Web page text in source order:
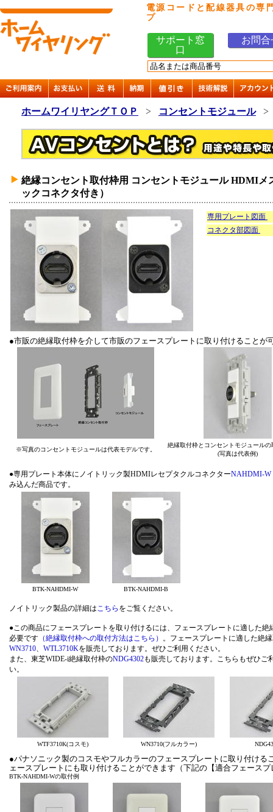
電源コードと配線器具の専
プ
サポート窓
口
お問合
ホームワイリヤングＴＯＰ > コンセントモジュール
絶縁コンセント取付枠用 コンセントモジュール HDMIメ
ックコネクタ付き）
専用プレート図面
コネクタ部図面
●市販の絶縁取付枠を介して市販のフェースプレートに取り付けることが
※写真のコンセントモジュールは代表モデルです。
絶縁取付枠とコンセントモジュールの
(写真は代表例)
●専用プレート本体にノイトリック製HDMIレセプタクルコネクターNAHDMI-W
み込んだ商品です。
BTK-NAHDMI-W BTK-NAHDMI-B
ノイトリック製品の詳細は こちら をご覧ください。
●この商品にフェースプレートを取り付けるには、フェースプレートに適した絶
必要です （絶縁取付枠への取付方法はこちら）
。フェースプレートに適した絶
WN3710
WTL3710Kを販売しております。ぜひご利用ください。
また、東芝WIDE-i絶縁取付枠のNDG4302も販売しております。こちらもぜひご
い
WTF3710K(コスモ) WN3710(フルカラー)
●パナソニック製のコスモやフルカラーのフェースプレートに取り付け
ェースプレートにも取り付けることができます（下記の【適合フェース
BTK-NAHDMI-Wの取付例